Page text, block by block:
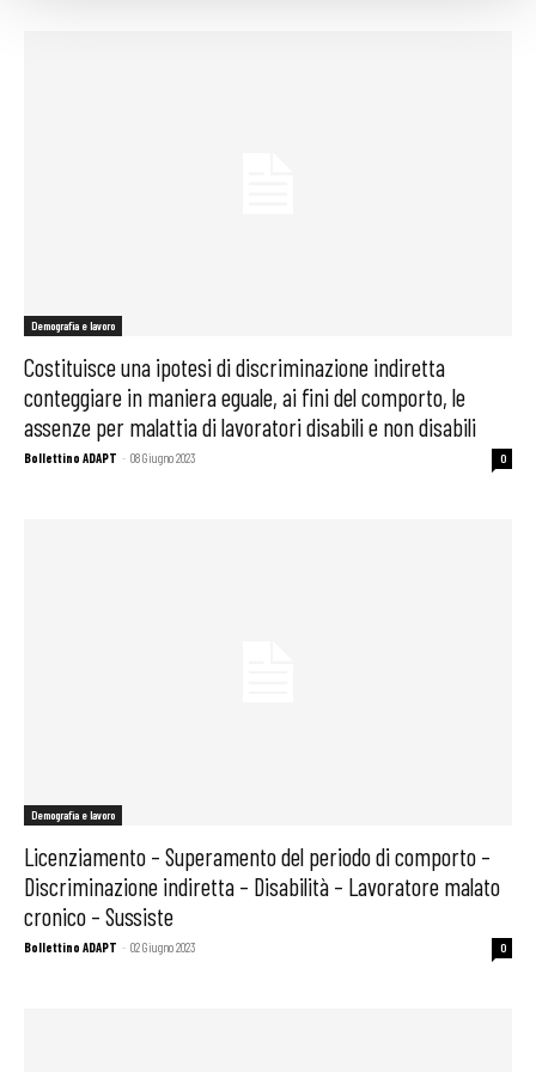
Demografia e lavoro
Costituisce una ipotesi di discriminazione indiretta
conteggiare in maniera eguale, ai fini del comporto, le
assenze per malattia di lavoratori disabili e non disabili
Bollettino ADAPT - 08 Giugno 2023 0
Demografia e lavoro
Licenziamento – Superamento del periodo di comporto –
Discriminazione indiretta – Disabilità – Lavoratore malato
cronico – Sussiste
Bollettino ADAPT - 02 Giugno 2023 0